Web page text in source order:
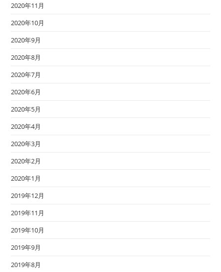
2020年11月
2020年10月
2020年9月
2020年8月
2020年7月
2020年6月
2020年5月
2020年4月
2020年3月
2020年2月
2020年1月
2019年12月
2019年11月
2019年10月
2019年9月
2019年8月